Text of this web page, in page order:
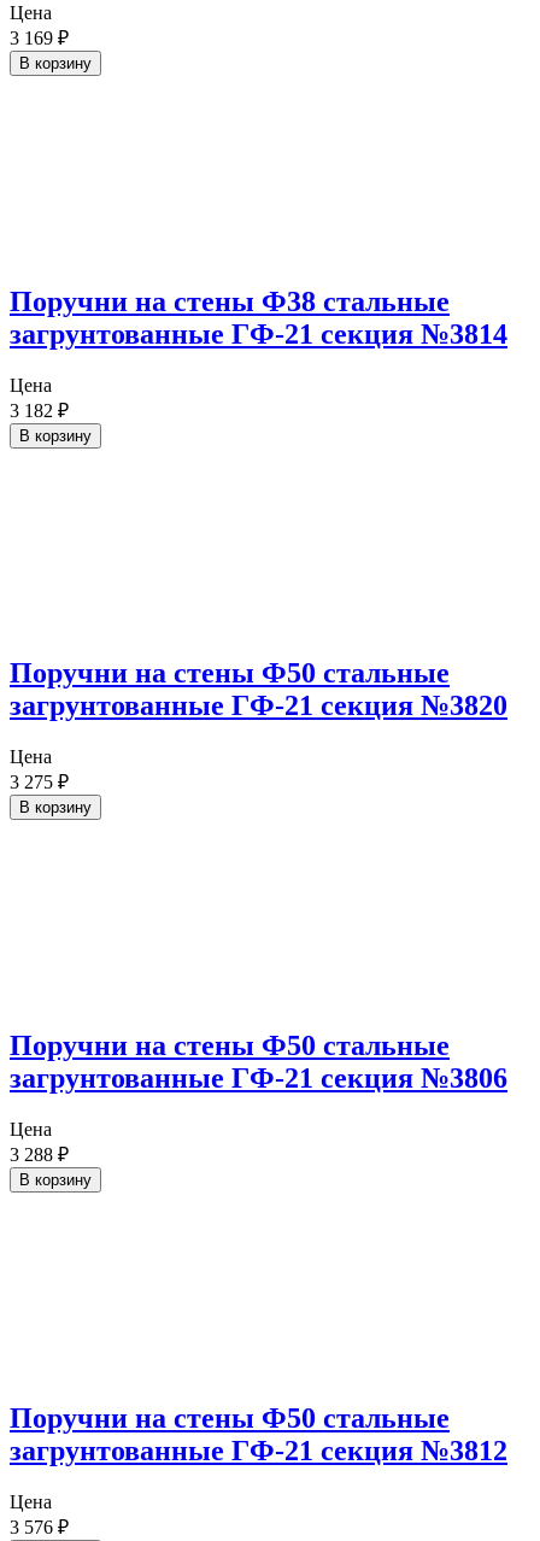
Цена
3 169 ₽
В корзину
Поручни на стены Ф38 стальные
загрунтованные ГФ-21 секция №3814
Цена
3 182 ₽
В корзину
Поручни на стены Ф50 стальные
загрунтованные ГФ-21 секция №3820
Цена
3 275 ₽
В корзину
Поручни на стены Ф50 стальные
загрунтованные ГФ-21 секция №3806
Цена
3 288 ₽
В корзину
Поручни на стены Ф50 стальные
загрунтованные ГФ-21 секция №3812
Цена
3 576 ₽